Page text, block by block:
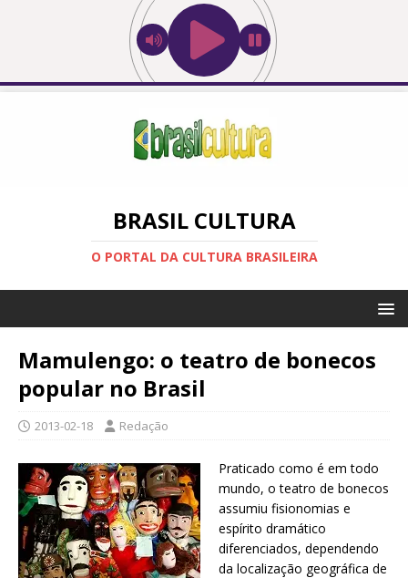
BRASIL CULTURA
O PORTAL DA CULTURA BRASILEIRA
Mamulengo: o teatro de bonecos
popular no Brasil
2013-02-18 Redação
Praticado como é em todo
mundo, o teatro de bonecos
assumiu fisionomias e
espírito dramático
diferenciados, dependendo
da localização geográfica de